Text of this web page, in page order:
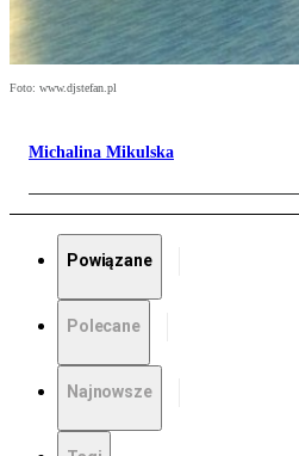
Foto: www.djstefan.pl
Michalina Mikulska
Powiązane
Polecane
Najnowsze